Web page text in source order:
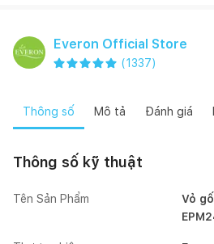
Everon Official Store
(1337)
Thông số Mô tả Đánh giá
Thông số kỹ thuật
Tên Sản Phẩm
Vỏ